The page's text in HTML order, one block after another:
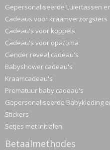
Gepersonaliseerde Luiertassen
Cadeaus voor kraamverzorgsters
Cadeau's voor koppels
Cadeau's voor opa/oma
Gender reveal cadeau's
Babyshower cadeau's
Kraamcadeau's
Prematuur baby cadeau's
Gepersonaliseerde Babykleding
Stickers
Setjes met initialen
Betaalmethodes